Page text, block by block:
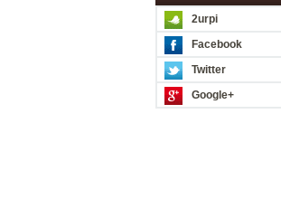
2urpi
Facebook
Twitter
Google+